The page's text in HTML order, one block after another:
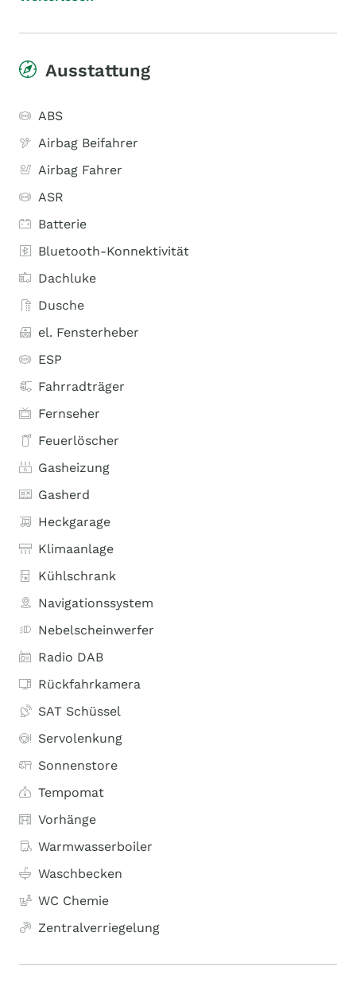
Ausstattung
ABS
Airbag Beifahrer
Airbag Fahrer
ASR
Batterie
Bluetooth-Konnektivität
Dachluke
Dusche
el. Fensterheber
ESP
Fahrradträger
Fernseher
Feuerlöscher
Gasheizung
Gasherd
Heckgarage
Klimaanlage
Kühlschrank
Navigationssystem
Nebelscheinwerfer
Radio DAB
Rückfahrkamera
SAT Schüssel
Servolenkung
Sonnenstore
Tempomat
Vorhänge
Warmwasserboiler
Waschbecken
WC Chemie
Zentralverriegelung